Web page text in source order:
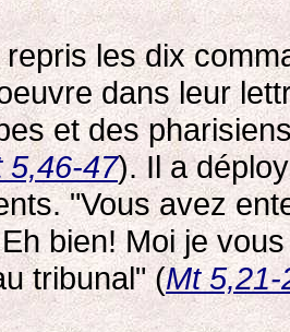
les dix
dans leur
et des
5,46-47). Il a
"Vous avez
bien! Moi je
tribunal" (Mt 5,21-